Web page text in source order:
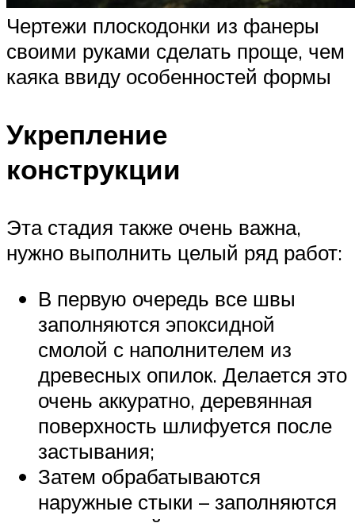
Чертежи плоскодонки из фанеры
своими руками сделать проще, чем
каяка ввиду особенностей формы
Укрепление
конструкции
Эта стадия также очень важна,
нужно выполнить целый ряд работ:
В первую очередь все швы
заполняются эпоксидной
смолой с наполнителем из
древесных опилок. Делается это
очень аккуратно, деревянная
поверхность шлифуется после
застывания;
Затем обрабатываются
наружные стыки – заполняются